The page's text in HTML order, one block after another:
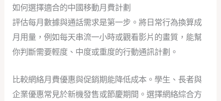
如何選擇適合的中國移動月費計劃
評估每月數據與通話需求是第一步。將日常行為換算成
月用量，例如每天串流一小時或觀看影片的畫質，能幫
你判斷需要輕度、中度或重度的行動通訊計劃。
比較網絡月費優惠與促銷期能降低成本。學生、長者與
企業優惠常見於新機發售或節慶期間。選擇網絡綜合方